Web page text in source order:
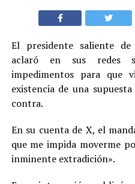
El presidente saliente de
aclaró en sus redes
impedimentos para que
existencia de una
contra.
En su cuenta de X, el
que me impida moverme
inminente extradición».